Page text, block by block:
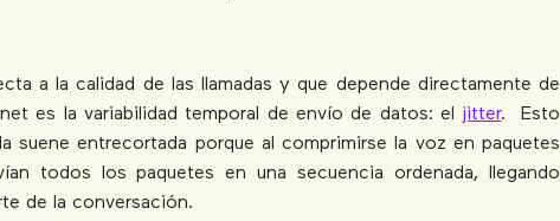
a la calidad de las llamadas y que depende directamente de
es la variabilidad temporal de envío de datos: el jitter. Esto
suene entrecortada porque al comprimirse la voz en paquetes
todos los paquetes en una secuencia ordenada, llegando
de la conversación.